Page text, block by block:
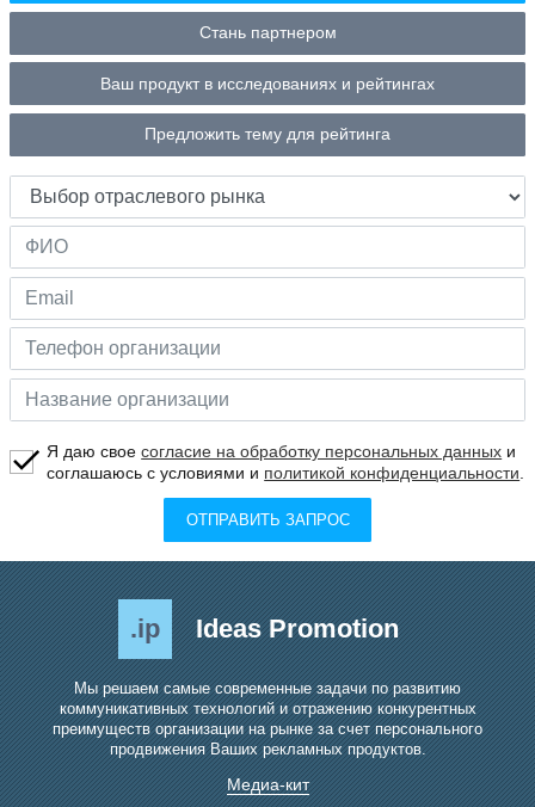
Стань партнером
Ваш продукт в исследованиях и рейтингах
Предложить тему для рейтинга
Я даю своесогласие на обработку персональных данных и
соглашаюсь с условиями и политикой конфиденциальности
ОТПРАВИТЬ ЗАПРОС
.ip Ideas Promotion
Мы решаем самые современные задачи по развитию
коммуникативных технологий и отражению конкурентных
преимуществ организации на рынке за счет персонального
продвижения Ваших рекламных продуктов.
Медиа-кит